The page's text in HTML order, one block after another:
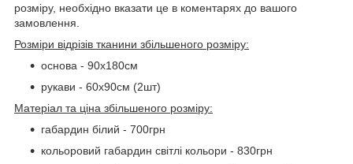
розміру, необхідно вказати це в коментарях до вашого
замовлення.
Розміри відрізів тканини збільшеного розміру:
основа - 90х180см
рукави - 60х90см (2шт)
Матеріал та ціна збільшеного розміру:
габардин білий - 700грн
кольоровий габардин світлі кольори - 830грн